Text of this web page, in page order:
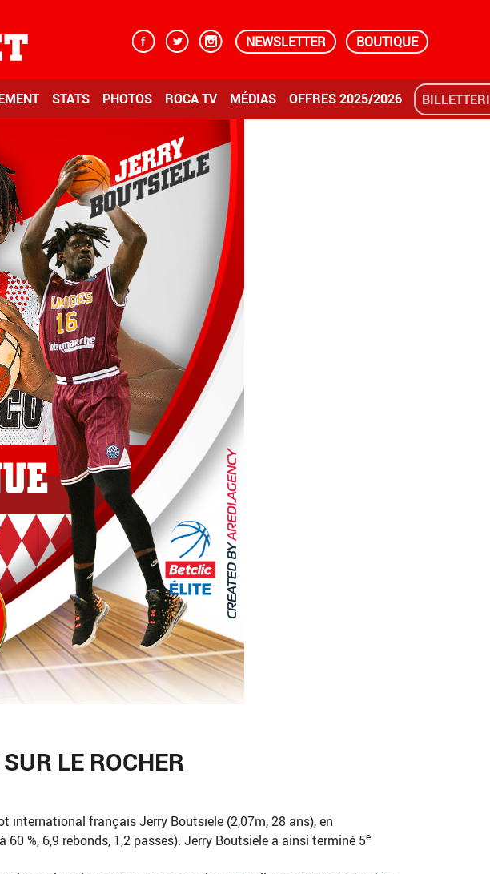
NEWSLETTER BOUTIQUE
STATS PHOTOS ROCA TV MÉDIAS OFFRES 2025/2026
LE ROCHER
international français Jerry Boutsiele (2,07m, 28 ans), en
%, 6,9 rebonds, 1,2 passes). Jerry Boutsiele a ainsi terminé 5e